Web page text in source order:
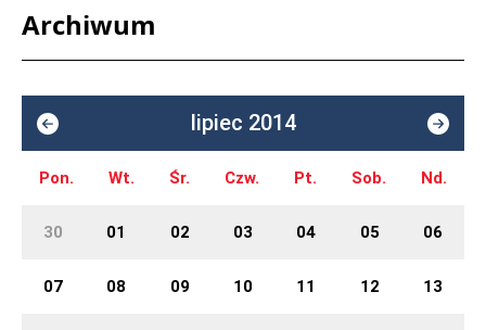
Archiwum
lipiec 2014
Pon. Wt. Śr. Czw. Pt. Sob. Nd.
30 01 02 03 04 05 06
07 08 09 10 11 12 13